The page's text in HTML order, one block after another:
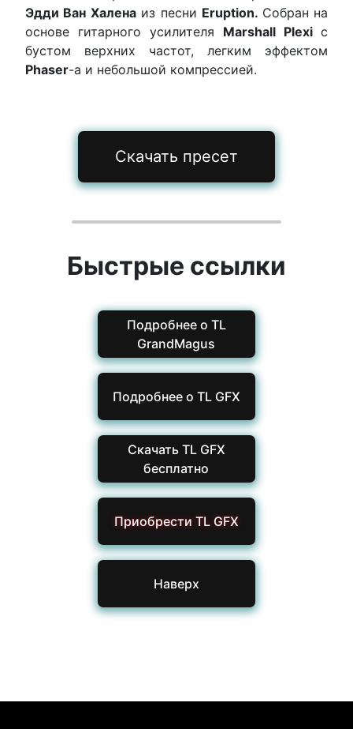
Эдди Ван Халенаиз песни Eruption. Собран на
основе гитарного усилителя Marshall Plexiс
бустом верхних частот, легким эффектом
Phaser-а и небольшой компрессией.
Скачать пресет
Быстрые ссылки
Подробнее о TL
GrandMagus
Подробнее о TL GFX
Скачать TL GFX
бесплатно
Приобрести TL GFX
Наверх